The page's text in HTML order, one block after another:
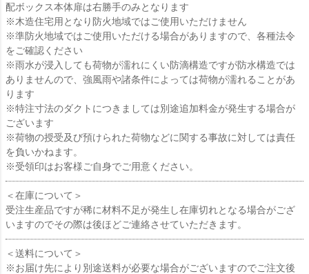
配ボックス本体扉は右勝手のみとなります
※木造住宅用となり防火地域ではご使用いただけません
※準防火地域ではご使用いただける場合がありますので、各種法令
をご確認ください
※雨水が浸入しても荷物が濡れにくい防滴構造ですが防水構造では
ありませんので、強風雨や諸条件によっては荷物が濡れることがあ
ります
※特注寸法のダクトにつきましては別途追加料金が発生する場合が
ございます
※荷物の授受及び預けられた荷物などに関する事故に対しては責任
を負いかねます。
※受領印はお客様ご自身でご用意ください。
＜在庫について＞
受注生産品ですが稀に材料不足が発生し在庫切れとなる場合がござ
いますのでその際は後ほどご連絡させていただきます。
＜送料について＞
※お届け先により別途送料が必要な場合がございますのでご注文後